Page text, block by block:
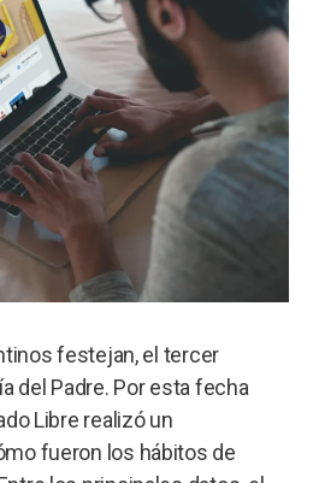
festejan, el tercer
del Padre. Por esta fecha
Libre realizó un
fueron los hábitos de